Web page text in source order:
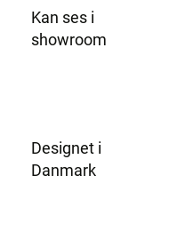
Kan ses i
showroom
Designet i
Danmark